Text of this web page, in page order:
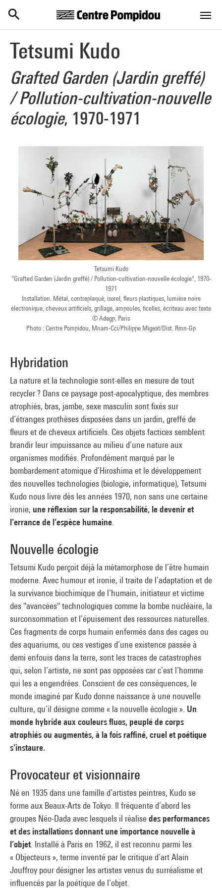
Tetsumi Kudo
Grafted Garden (Jardin greffé)
/ Pollution-cultivation-nouvelle
écologie, 1970-1971
Tetsumi Kudo
"Grafted Garden (Jardin greffé) / Pollution-cultivation-nouvelle écologie", 1970-
1971
Installation. Métal, contreplaqué, isorel, fleurs plastiques, lumière noire
électronique, cheveux artificiels, grillage, ampoules, ficelles, écriteau avec texte
© Adagp, Paris
Photo : Centre Pompidou, Mnam-Cci/Philippe Migeat/Dist. Rmn-Gp
Hybridation
La nature et la technologie sont-elles en mesure de tout
recycler ? Dans ce paysage post-apocalyptique, des membres
atrophiés, bras, jambe, sexe masculin sont fixés sur
d’étranges prothèses disposées dans un jardin, greffé de
fleurs et de cheveux artificiels. Ces objets factices semblent
brandir leur impuissance au milieu d’une nature aux
organismes modifiés. Profondément marqué par le
bombardement atomique d’Hiroshima et le développement
des nouvelles technologies (biologie, informatique), Tetsumi
Kudo nous livre dès les années 1970, non sans une certaine
ironie, une réflexion sur la responsabilité, le devenir et
l’errance de l’espèce humaine
Nouvelle écologie
Tetsumi Kudo perçoit déjà la métamorphose de l’être humain
moderne. Avec humour et ironie, il traite de l’adaptation et de
la survivance biochimique de l’humain, initiateur et victime
des "avancées" technologiques comme la bombe nucléaire, la
surconsommation et l’épuisement des ressources naturelles.
Ces fragments de corps humain enfermés dans des cages ou
des aquariums, ou ces vestiges d’une existence passée à
demi enfouis dans la terre, sont les traces de catastrophes
qui, selon l’artiste, ne sont pas opposées car c’est l’homme
qui les a engendrées. Conscient de ces conséquences, le
monde imaginé par Kudo donne naissance à une nouvelle
culture, qu’il désigne comme « la nouvelle écologie ». Un
monde hybride aux couleurs fluos, peuplé de corps
atrophiés ou augmentés, à la fois raffiné, cruel et poétique
s’instaure.
Provocateur et visionnaire
Né en 1935 dans une famille d’artistes peintres, Kudo se
forme aux Beaux-Arts de Tokyo. Il fréquente d’abord les
groupes Néo-Dada avec lesquels il réalise des performances
et des installations donnant une importance nouvelle à
l’objet . Installé à Paris en 1962, il est reconnu parmi les
« Objecteurs », terme inventé par le critique d’art Alain
Jouffroy pour désigner les artistes venus du surréalisme et
influencés par la poétique de l’objet.